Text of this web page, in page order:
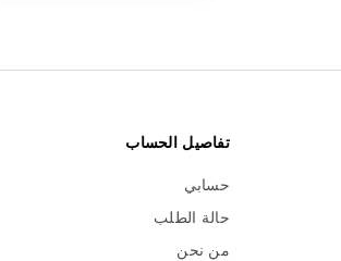
تفاصيل الحساب
حسابي
حالة الطلب
من نحن